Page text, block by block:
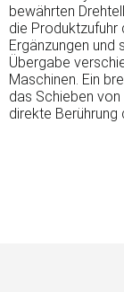
bewährten
die Produktzufuhr
Ergänzungen und
Übergabe
Maschinen. Ein
das Schieben von
direkte Berührung